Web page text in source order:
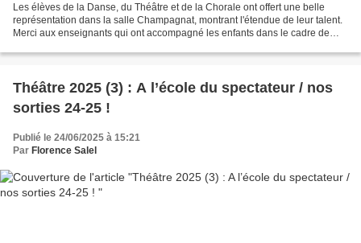
Les élèves de la Danse, du Théâtre et de la Chorale ont offert une belle
représentation dans la salle Champagnat, montrant l'étendue de leur talent.
Merci aux enseignants qui ont accompagné les enfants dans le cadre de
Théâtre 2025 (3) : A l’école du spectateur / nos
sorties 24-25 !
Publié le 24/06/2025 à 15:21
Par Florence Salel